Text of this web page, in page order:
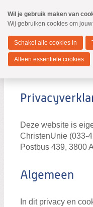
naar
Spring
de
inhoud
Spring
naar
Lopik
Zoeken:
Deze website is
ChristenUnie (033-
Postbus 439, 3800
Algemeen
In dit privacy en
Wil je gebruik maken van
Wij gebruiken cookies om
Schakel alle cookies in
Alleen essentiële cookies